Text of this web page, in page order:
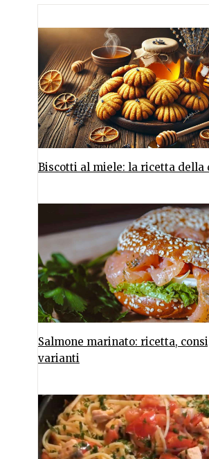
Biscotti al miele: la ricetta della
Salmone marinato: ricetta,
varianti